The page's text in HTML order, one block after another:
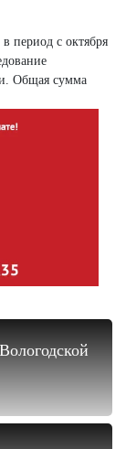
период с октября
Общая сумма